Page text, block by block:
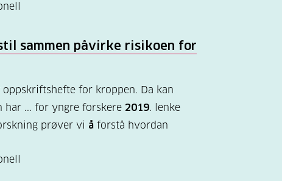
sammen påvirke risikoen for
oppskriftshefte for kroppen. Da kan
har ... for yngre forskere 2019. lenke
prøver vi å forstå hvordan